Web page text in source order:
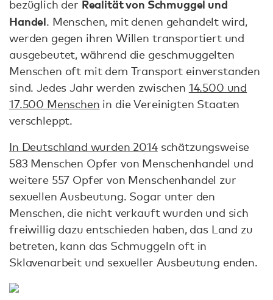
bezüglich der Realität von Schmuggel und
Handel. Menschen, mit denen gehandelt wird,
werden gegen ihren Willen transportiert und
ausgebeutet, während die geschmuggelten
Menschen oft mit dem Transport einverstanden
sind. Jedes Jahr werden zwischen 14.500 und
17.500 Menschen in die Vereinigten Staaten
verschleppt.
In Deutschland wurden 2014schätzungsweise
583 Menschen Opfer von Menschenhandel und
weitere 557 Opfer von Menschenhandel zur
sexuellen Ausbeutung. Sogar unter den
Menschen, die nicht verkauft wurden und sich
freiwillig dazu entschieden haben, das Land zu
betreten, kann das Schmuggeln oft in
Sklavenarbeit und sexueller Ausbeutung enden.